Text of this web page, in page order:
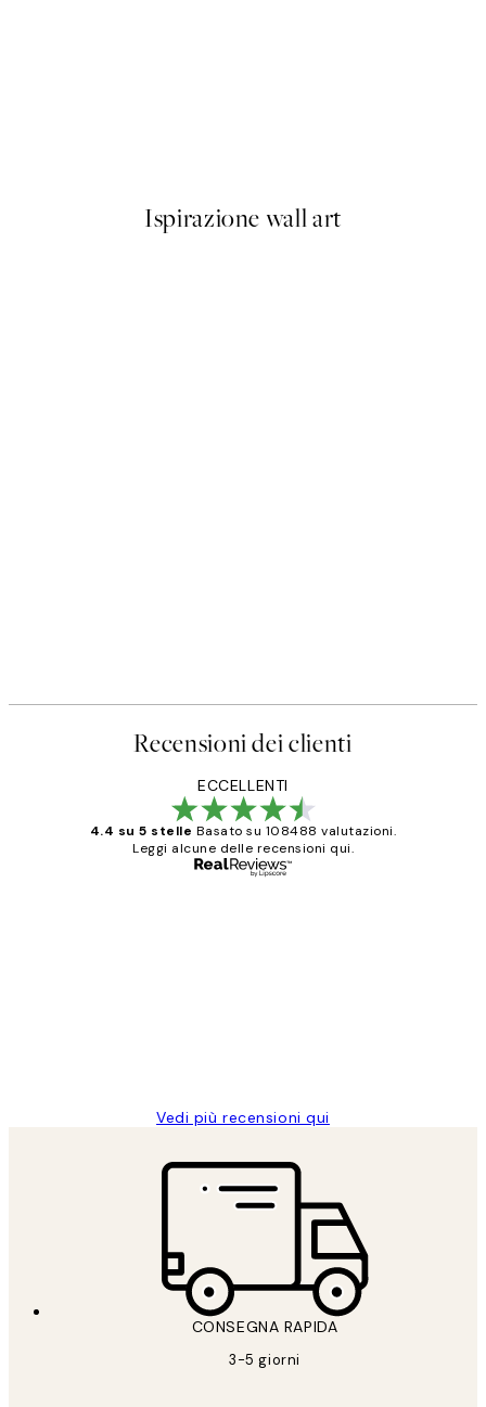
Ispirazione wall art
Recensioni dei clienti
ECCELLENTI
4.4 su 5 stelle Basato su 108488 valutazioni.
Leggi alcune delle recensioni qui.
Vedi più recensioni qui
CONSEGNA RAPIDA
3-5 giorni